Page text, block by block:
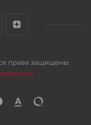
права защищены.